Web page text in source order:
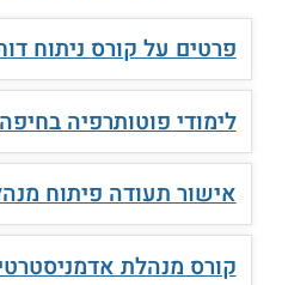
פרטים על קורס ניתוח
לימודי פוטותרפיה
אישור תעודה פיתוח
קורס מנהלת